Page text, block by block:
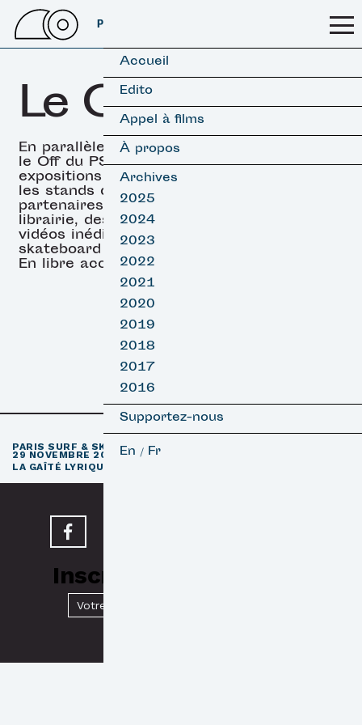
PSSFF 2026
Accueil
Edito
Appel à films
À propos
Archives
2025
2024
2023
2022
2021
2020
2019
2018
2017
2016
Supportez-nous
En / Fr
Le OFF
En parallèle des projections,
le Off du PSSFF propose des
expositions (surf & skate),
les stands de nos
partenaires, un espace
librairie, des projections de
vidéos inédites de surf et
skateboard et des DJ sets.
En libre accès.
PARIS SURF & SKATEBOARD FILM FESTIVAL
29 NOVEMBRE 2026
LA GAÎTÉ LYRIQUE · PARIS 3
Inscrivez-vous à notre